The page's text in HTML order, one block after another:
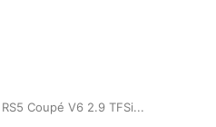
Coupé V6 2.9 TFSi...